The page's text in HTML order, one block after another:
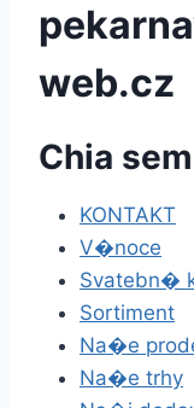
web.cz
Chia
KONTAKT
V�noce
Svatebn�
Sortiment
Na�e
Na�e trhy